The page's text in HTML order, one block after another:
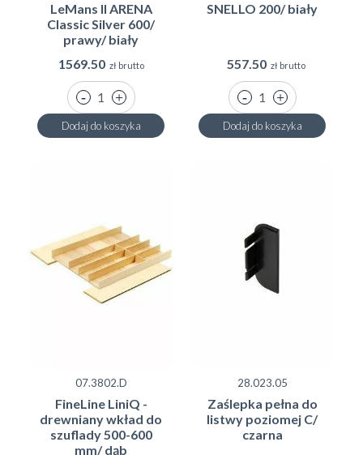
LeMans II ARENA
Classic Silver 600/
prawy/ biały
1569.50 zł brutto
Dodaj do koszyka
SNELLO 200/ biały
557.50 zł brutto
Dodaj do koszyka
07.3802.D
FineLine LiniQ -
drewniany wkład do
szuflady 500-600
mm/ dąb
28.023.05
Zaślepka pełna do
listwy poziomej C/
czarna